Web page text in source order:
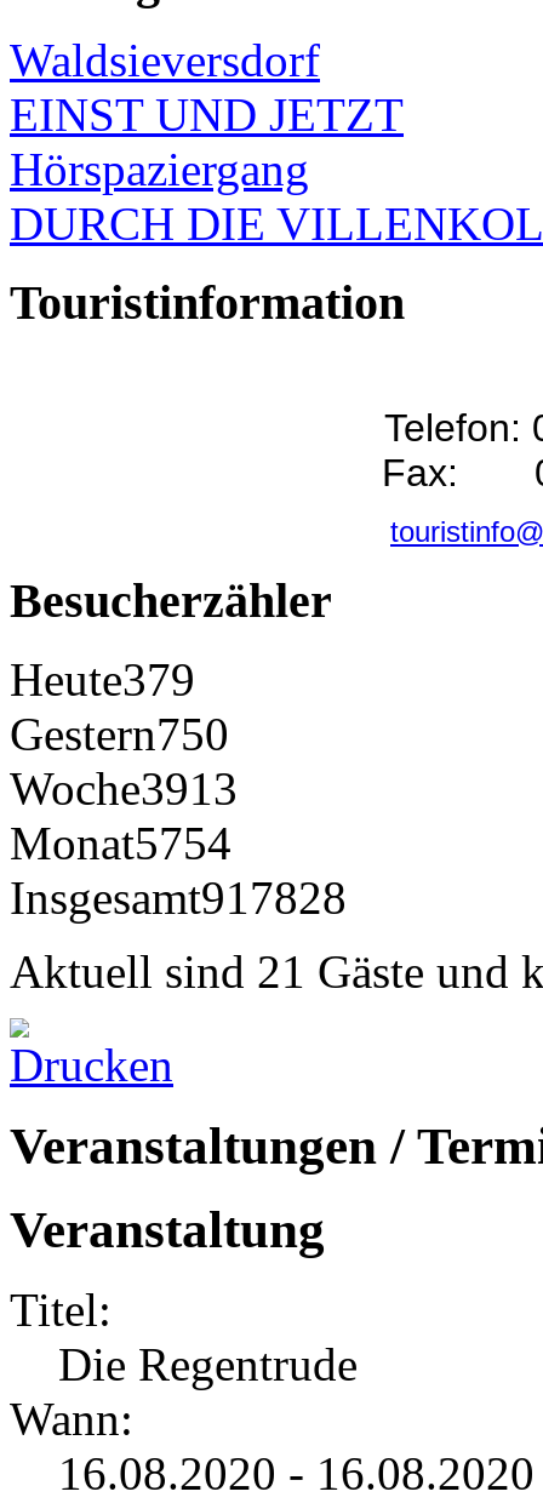
Waldsieversdorf
EINST UND JETZT
Hörspaziergang
DURCH DIE
Touristinformation
Telefon:
Fax:
Besucherzähler
Heute379
Gestern750
Woche3913
Monat5754
Insgesamt917828
Aktuell sind 21 Gäste und
Veranstaltungen /
Veranstaltung
Titel:
Die Regentrude
Wann:
16.08.2020 -